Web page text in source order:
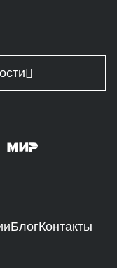
БлогКонтакты